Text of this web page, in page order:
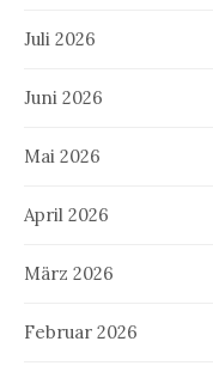
Juli 2026
Juni 2026
Mai 2026
April 2026
März 2026
Februar 2026